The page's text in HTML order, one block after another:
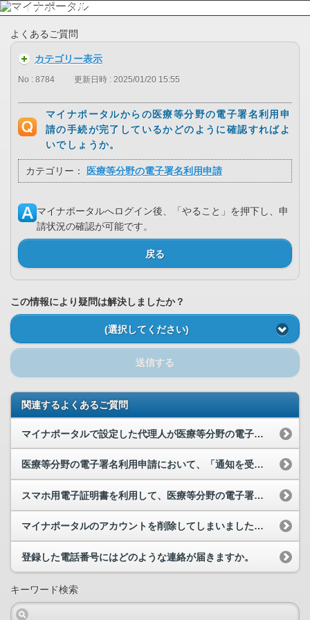
よくあるご質問
カテゴリー表示
No : 8784 更新日時 : 2025/01/20 15:55
マイナポータルからの医療等分野の電子署名利用申
請の手続が完了しているかどのように確認すればよ
いでしょうか。
カテゴリー： 医療等分野の電子署名利用申請
マイナポータルへログイン後、「やること」を押下し、申
請状況の確認が可能です。
戻る
この情報により疑問は解決しましたか？
(選択してください)
送信する
関連するよくあるご質問
マイナポータルで設定した代理人が医療等分野の電子署名利用申請の手続を行うことはできますか。
医療等分野の電子署名利用申請において、「通知を受け取る」に設定するとどのような連絡が届きますか。
スマホ用電子証明書を利用して、医療等分野の電子署名利用申請の手続きはできますか。
マイナポータルのアカウントを削除してしまいました。アカウントを削除する前に行った申請は確認でき...
登録した電話番号にはどのような連絡が届きますか。
キーワード検索